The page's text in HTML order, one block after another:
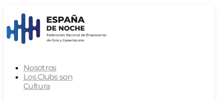
Nosotros
Los Clubs son
Cultura